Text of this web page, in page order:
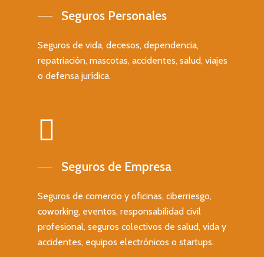
Seguros Personales
Seguros de vida, decesos, dependencia,
repatriación, mascotas, accidentes, salud, viajes
o defensa jurídica.
Seguros de Empresa
Seguros de comercio y oficinas, ciberriesgo,
coworking, eventos, responsabilidad civil
profesional, seguros colectivos de salud, vida y
accidentes, equipos electrónicos o startups.
empresas
para empresas
Seguros de ahorro
Contacto
Seguro de Convenio
Seguro médico para
extranjeros